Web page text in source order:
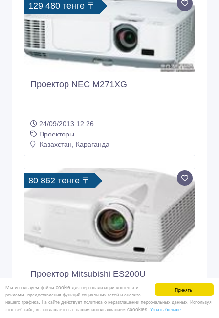
Принять!
Мы используем файлы cookie для персонализации контента и
рекламы, предоставления функций социальных сетей и анализа
нашего трафика. На сайте действует политика о неразглашении персональных данных. Используя
этот веб-сайт, вы соглашаетесь с нашим использованием coookies. Узнать больше
129 480 тенге 〒
Проектор NEC M271XG
24/09/2013 12:26
Проекторы
Казахстан, Караганда
80 862 тенге 〒
Проектор Mitsubishi ES200U
24/09/2013 12:23